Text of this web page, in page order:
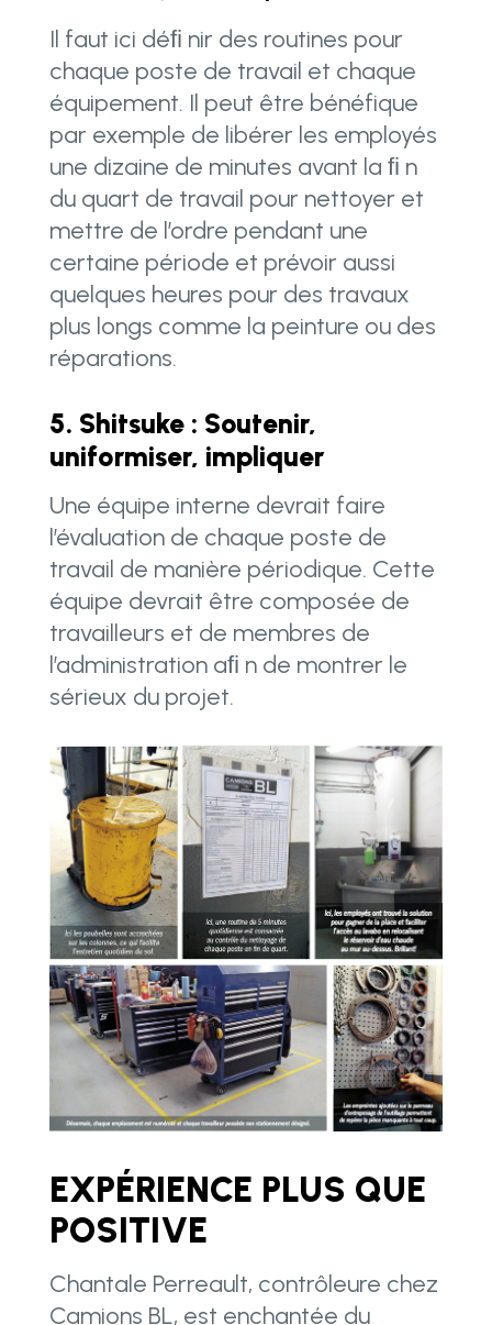
Il faut ici déﬁ nir des routines pour
chaque poste de travail et chaque
équipement. Il peut être bénéfique
par exemple de libérer les employés
une dizaine de minutes avant la ﬁ n
du quart de travail pour nettoyer et
mettre de l’ordre pendant une
certaine période et prévoir aussi
quelques heures pour des travaux
plus longs comme la peinture ou des
réparations.
5. Shitsuke : Soutenir,
uniformiser, impliquer
Une équipe interne devrait faire
l’évaluation de chaque poste de
travail de manière périodique. Cette
équipe devrait être composée de
travailleurs et de membres de
l’administration aﬁ n de montrer le
sérieux du projet.
EXPÉRIENCE PLUS QUE
POSITIVE
Chantale Perreault, contrôleure chez
Camions BL, est enchantée du